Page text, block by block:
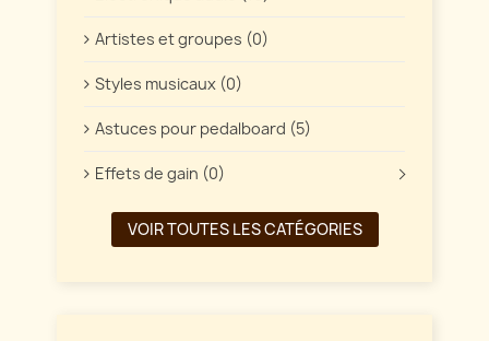
Artistes et groupes (0)
Styles musicaux (0)
Astuces pour pedalboard (5)
Effets de gain (0)
VOIR TOUTES LES CATÉGORIES